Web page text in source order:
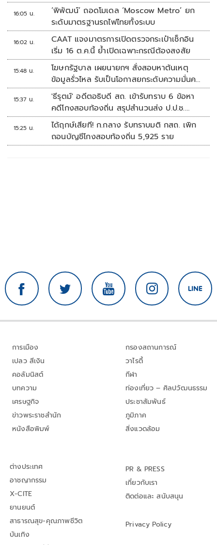
16:05 น.
‘พิพัฒน์’ ถอดโมเดล ‘Moscow Metro’ ยก
ระดับมาตรฐานรถไฟไทยทั้งระบบ
16:02 น.
CAAT แจงมาตรการเปิดตรวจกระเป๋าเช็กอิน
เริ่ม 16 ต.ค.นี้ ย้ำเปิดเฉพาะกรณีต้องสงสัย
15:48 น.
โฆษกรัฐบาล เผยนายกฯ สั่งสอบหาต้นเหตุ
ข้อมูลรั่วไหล รับเป็นโอกาสยกระดับความมั่นคง
ปลอดภัยข้อมูลภาครัฐทั้งระบบ
15:37 น.
'ธีรุตม์' อดีตอธิบดี สถ. เข้ารับทราบ 6 ข้อหา
คดีโกงสอบท้องถิ่น สรุปสำนวนส่ง ป.ป.ช.
สัปดาห์หน้า
15:25 น.
ได้ฤกษ์เสียที! ก.กลาง รับทราบมติ กสถ. เพิก
ถอนบัญชีโกงสอบท้องถิ่น 5,925 ราย
การเมือง
เปลว สีเงิน
คอลัมนิสต์
บทความ
เศรษฐกิจ
ข่าวพระราชสำนัก
หนังสือพิมพ์
กรองสถานการณ์
วาไรตี้
กีฬา
ท่องเที่ยว – ศิลปวัฒนธรรม
ประชาสัมพันธ์
ภูมิภาค
สิ่งแวดล้อม
ต่างประเทศ
อาชญากรรม
X-CITE
ยานยนต์
สาธารณสุข-คุณภาพชีวิต
บันเทิง
PR & PRESS
เกี่ยวกับเรา
ติดต่อและ สนับสนุน
Privacy Policy